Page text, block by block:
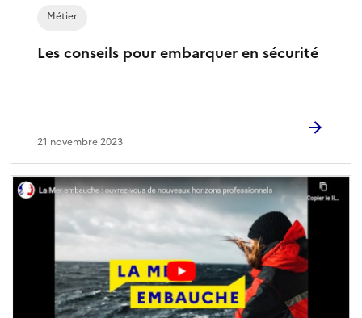
Les conseils pour embarquer en sécurité
Métier
21 novembre 2023